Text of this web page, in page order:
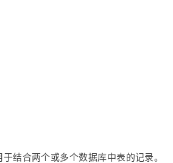
于结合两个或多个数据库中表的记录。